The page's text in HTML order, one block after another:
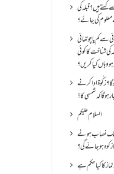
ہیں؟ قبلہ کی
کی جائے؟
سے کم یا چوتھائی
شناخت کا کوئی
وہاں کیا کریں؟
ادا کرنے
گا کہ شمسی کا؟
السلام علیکم
مالک نصاب ہونے
ہو جائےگی؟
کا کیا حکم ہے